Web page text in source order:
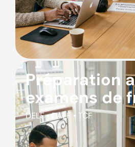
Préparation
examens de
DELF • DALF • TCF